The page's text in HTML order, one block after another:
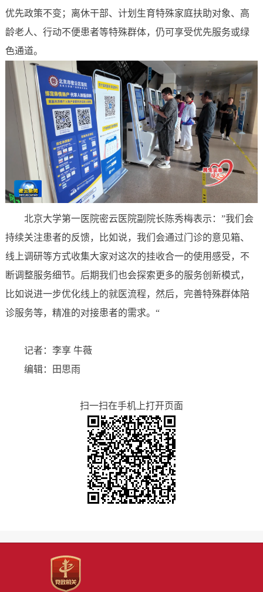
优先政策不变；离休干部、计划生育特殊家庭扶助对象、高
龄老人、行动不便患者等特殊群体，仍可享受优先服务或绿
色通道。
北京大学第一医院密云医院副院长陈秀梅表示：”我们会
持续关注患者的反馈，比如说，我们会通过门诊的意见箱、
线上调研等方式收集大家对这次的挂收合一的使用感受，不
断调整服务细节。后期我们也会探索更多的服务创新模式，
比如说进一步优化线上的就医流程，然后，完善特殊群体陪
诊服务等，精准的对接患者的需求。“
记者：李享 牛薇
编辑：田思雨
扫一扫在手机上打开页面